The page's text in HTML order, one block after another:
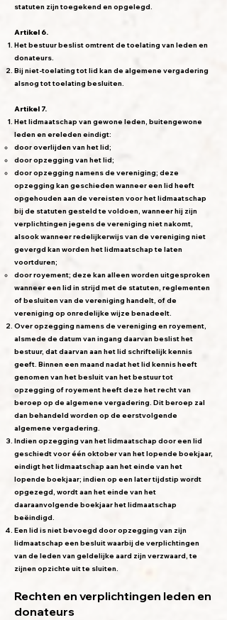
statuten zijn toegekend en opgelegd.
Artikel 6.
Het bestuur beslist omtrent de toelating van leden en
donateurs.
Bij niet-toelating tot lid kan de algemene vergadering
alsnog tot toelating besluiten.
Artikel 7.
Het lidmaatschap van gewone leden, buitengewone
leden en ereleden eindigt:
door overlijden van het lid;
door opzegging van het lid;
door opzegging namens de vereniging; deze
opzegging kan geschieden wanneer een lid heeft
opgehouden aan de vereisten voor het lidmaatschap
bij de statuten gesteld te voldoen, wanneer hij zijn
verplichtingen jegens de vereniging niet nakomt,
alsook wanneer redelijkerwijs van de vereniging niet
gevergd kan worden het lidmaatschap te laten
voortduren;
door royement; deze kan alleen worden uitgesproken
wanneer een lid in strijd met de statuten, reglementen
of besluiten van de vereniging handelt, of de
vereniging op onredelijke wijze benadeelt.
Over opzegging namens de vereniging en royement,
alsmede de datum van ingang daarvan beslist het
bestuur, dat daarvan aan het lid schriftelijk kennis
geeft. Binnen een maand nadat het lid kennis heeft
genomen van het besluit van het bestuur tot
opzegging of royement heeft deze het recht van
beroep op de algemene vergadering. Dit beroep zal
dan behandeld worden op de eerstvolgende
algemene vergadering.
Indien opzegging van het lidmaatschap door een lid
geschiedt voor één oktober van het lopende boekjaar,
eindigt het lidmaatschap aan het einde van het
lopende boekjaar; indien op een later tijdstip wordt
opgezegd, wordt aan het einde van het
daaraanvolgende boekjaar het lidmaatschap
beëindigd.
Een lid is niet bevoegd door opzegging van zijn
lidmaatschap een besluit waarbij de verplichtingen
van de leden van geldelijke aard zijn verzwaard, te
zijnen opzichte uit te sluiten.
Rechten en verplichtingen leden en
donateurs